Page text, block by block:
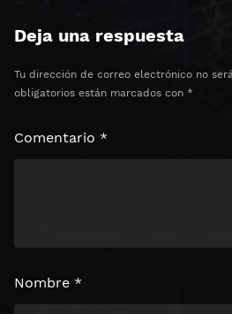
⏰ El acceso expira
Deja una respuesta
Tu dirección de correo electrónico no
obligatorios están marcados con *
Comentario *
Nombre *